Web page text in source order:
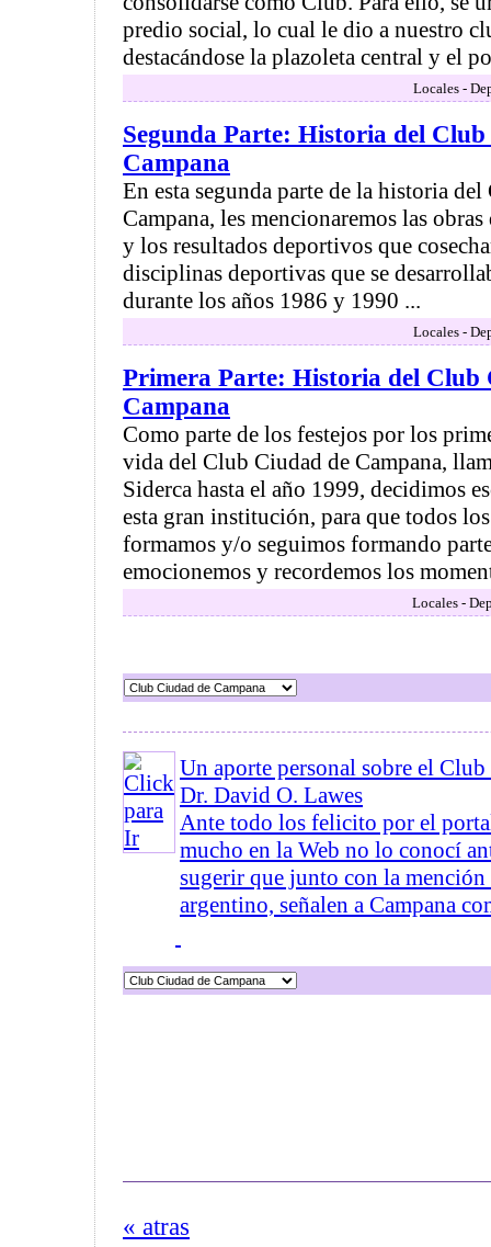
predio social, lo cual le dio a nuestro
destacándose la plazoleta central y el
Locales -
Segunda Parte: Historia del
Campana
En esta segunda parte de la historia
Campana, les mencionaremos las
y los resultados deportivos que
disciplinas deportivas que se
durante los años 1986 y 1990 ...
Locales -
Primera Parte: Historia del Club
Campana
Como parte de los festejos por los
vida del Club Ciudad de Campana,
Siderca hasta el año 1999, decidimos
esta gran institución, para que todos
formamos y/o seguimos formando
emocionemos y recordemos los
Locales -
Un aporte personal sobre el
Dr. David O. Lawes
Ante todo los felicito por el
mucho en la Web no lo conocí
sugerir que junto con la
argentino, señalen a Campana
« atras